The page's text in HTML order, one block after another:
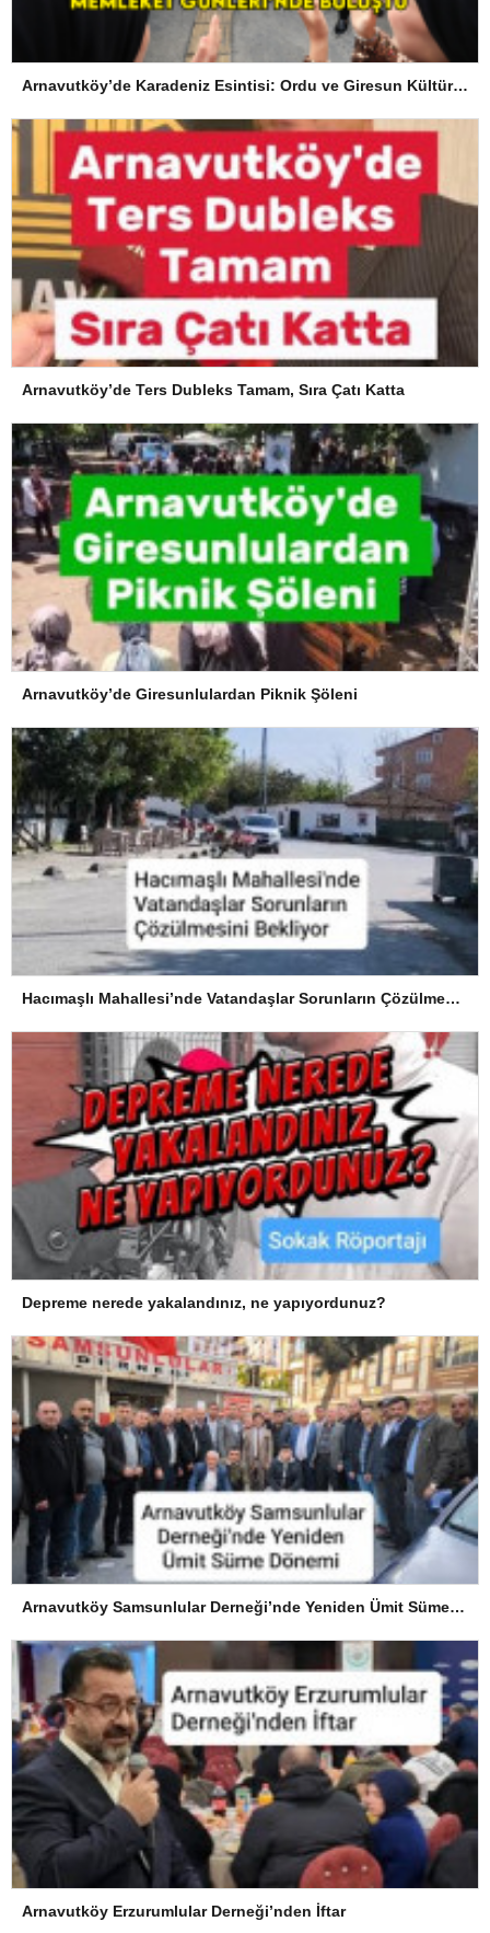
Arnavutköy’de Karadeniz Esintisi: Ordu ve Giresun Kültürü Memleket Günleri’nde Buluştu
Arnavutköy’de Ters Dubleks Tamam, Sıra Çatı Katta
Arnavutköy’de Giresunlulardan Piknik Şöleni
Hacımaşlı Mahallesi’nde Vatandaşlar Sorunların Çözülmesini Bekliyor
Depreme nerede yakalandınız, ne yapıyordunuz?
Arnavutköy Samsunlular Derneği’nde Yeniden Ümit Süme Dönemi
Arnavutköy Erzurumlular Derneği’nden İftar